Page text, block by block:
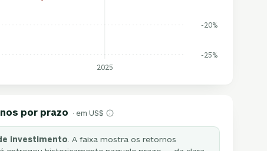
-25%
-20%
2025
por prazo · em US$
investimento . A faixa mostra os retornos